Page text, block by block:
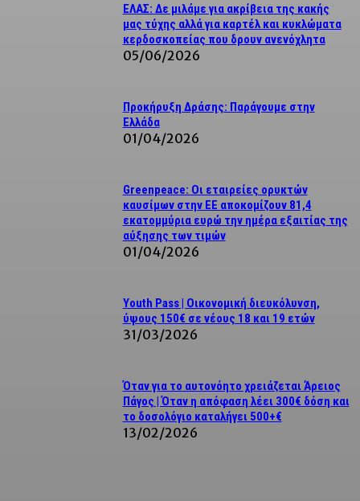
ΕΛΑΣ: Δε μιλάμε για ακρίβεια της κακής
μας τύχης αλλά για καρτέλ και κυκλώματα
κερδοσκοπείας που δρουν ανενόχλητα
05/06/2026
Προκήρυξη Δράσης: Παράγουμε στην
Ελλάδα
01/04/2026
Greenpeace: Οι εταιρείες ορυκτών
καυσίμων στην ΕΕ αποκομίζουν 81,4
εκατομμύρια ευρώ την ημέρα εξαιτίας της
αύξησης των τιμών
01/04/2026
Youth Pass | Οικονομική διευκόλυνση,
ύψους 150€ σε νέους 18 και 19 ετών
31/03/2026
Όταν για το αυτονόητο χρειάζεται Άρειος
Πάγος | Όταν η απόφαση λέει 300€ δόση και
το δοσολόγιο καταλήγει 500+€
13/02/2026